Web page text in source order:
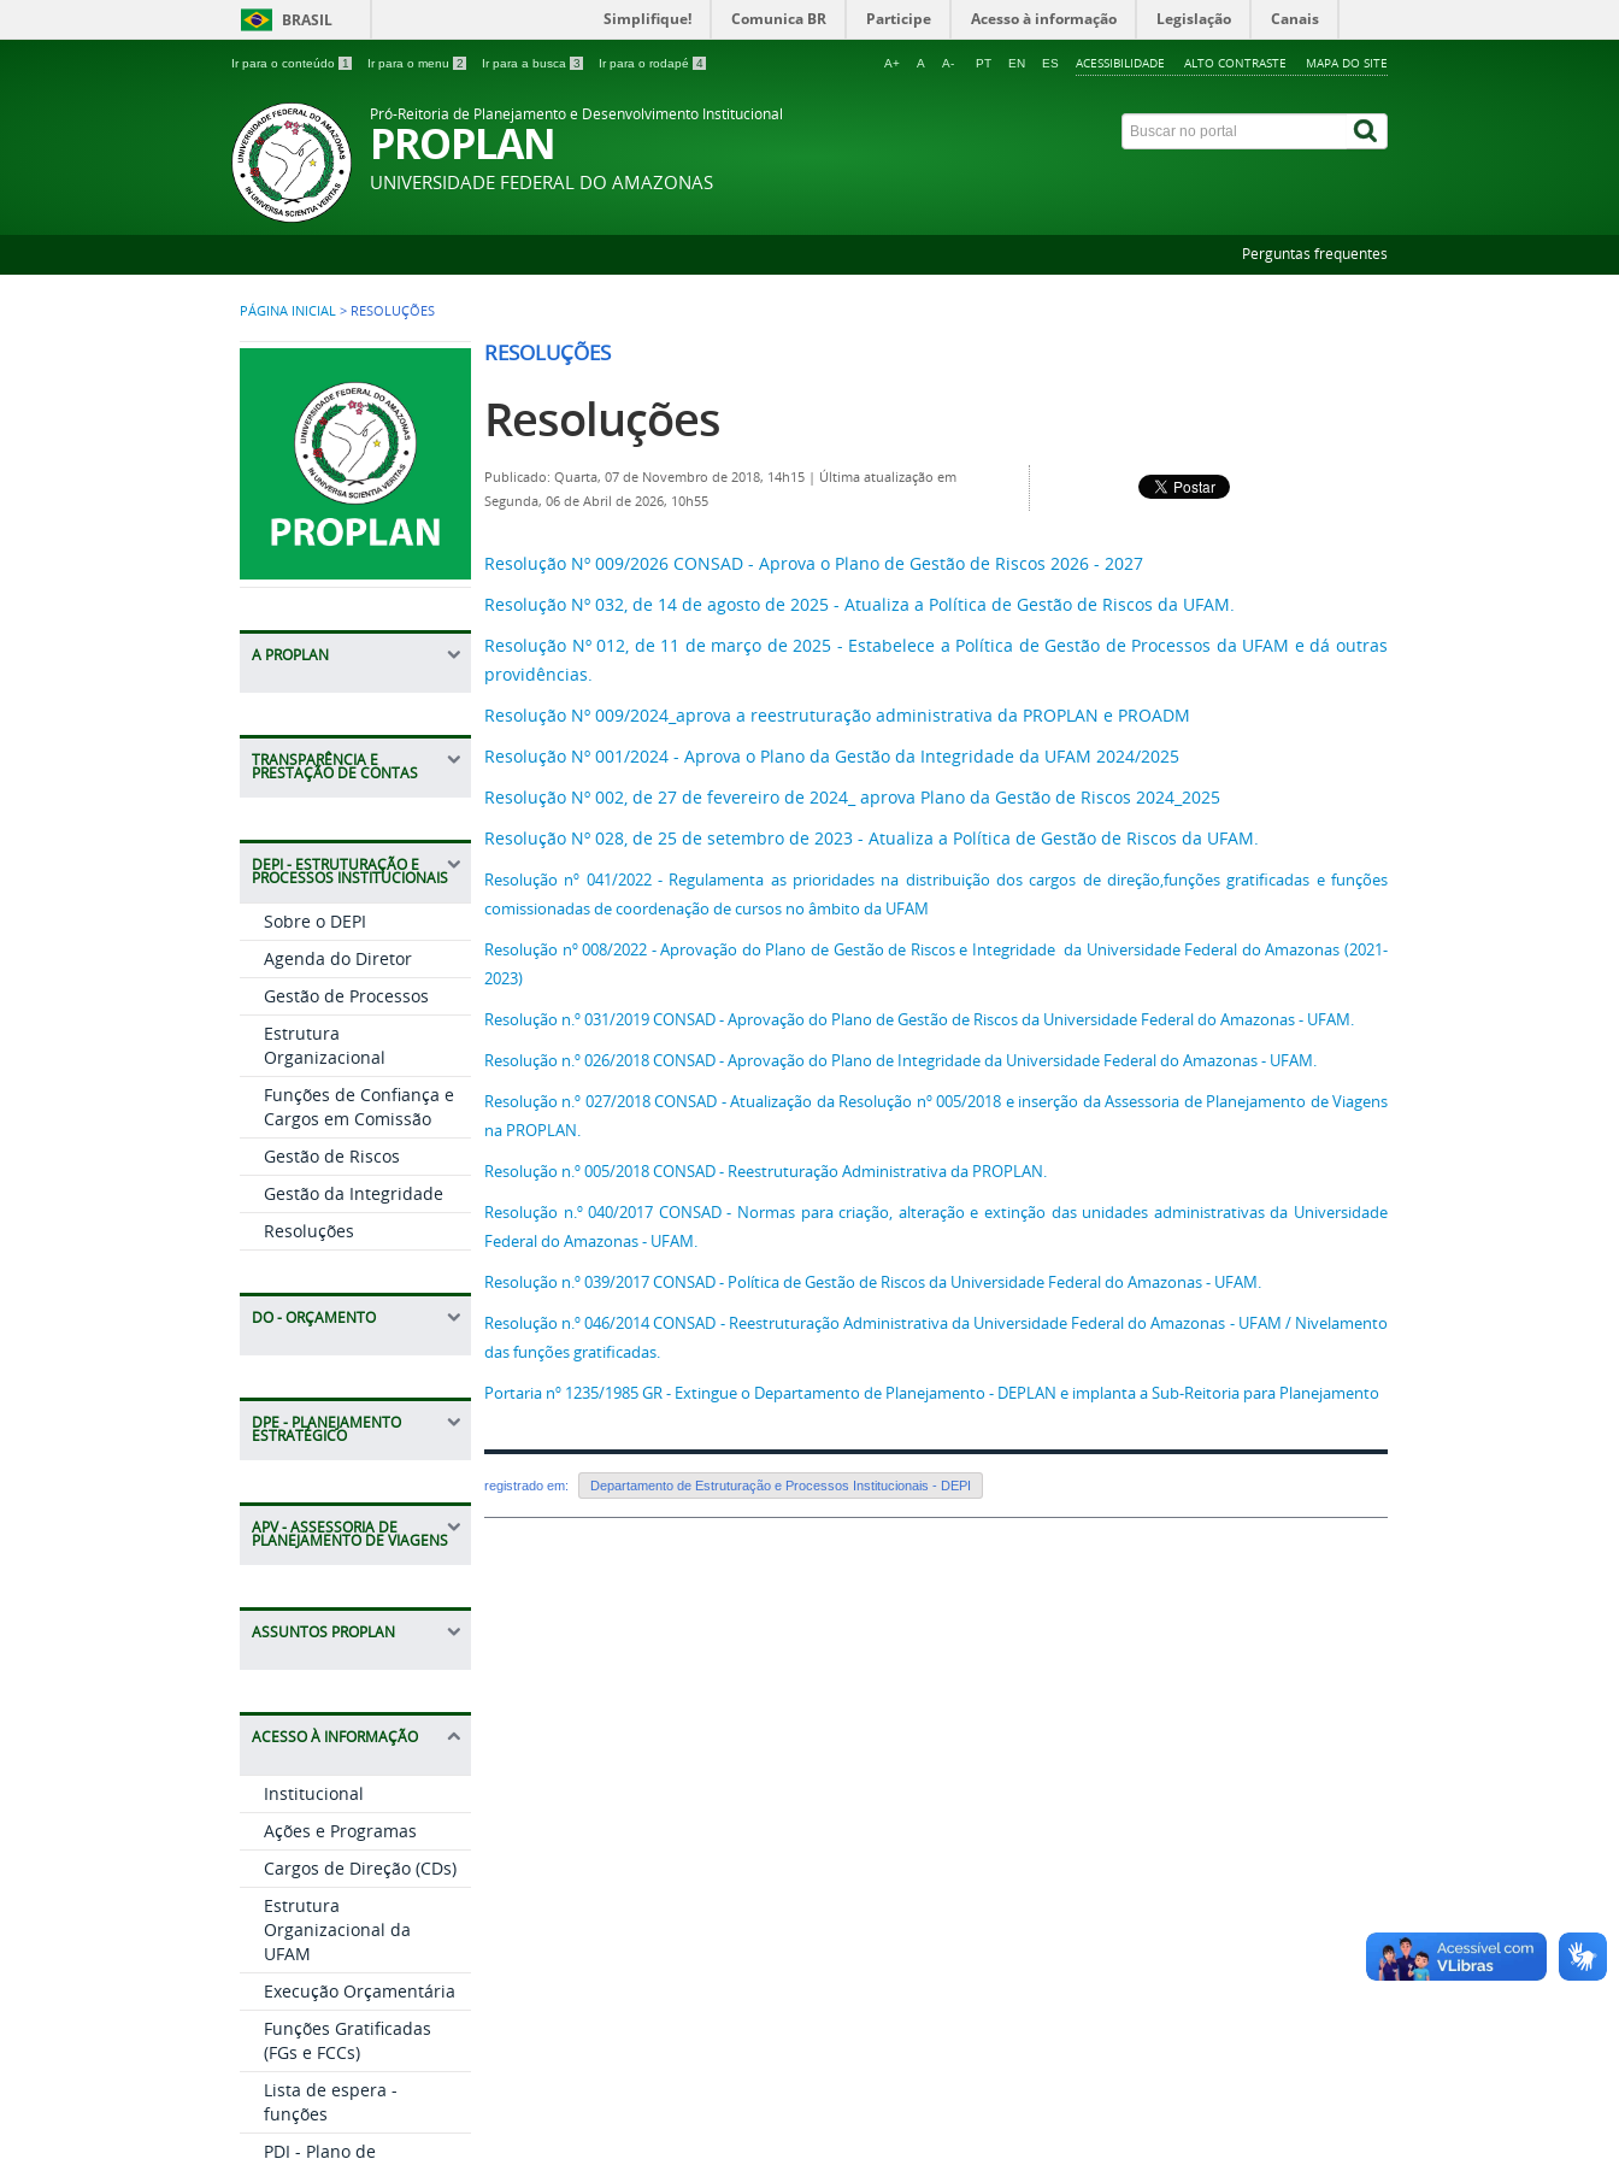
BRASIL Simplifique! Comunica BR Participe Acesso à informação Legislação Canais
Ir para o conteúdo 1 Ir para o menu 2 Ir para a busca 3 Ir para o rodapé 4 ACESSIBILIDADE ALTO CONTRASTE MAPA DO SITE
A+ A A- PT EN ES
Pró-Reitoria de Planejamento e Desenvolvimento Institucional
PROPLAN
UNIVERSIDADE FEDERAL DO AMAZONAS
Perguntas frequentes
PÁGINA INICIAL > RESOLUÇÕES
A PROPLAN
TRANSPARÊNCIA E
PRESTAÇÃO DE CONTAS
DEPI - ESTRUTURAÇÃO E
PROCESSOS INSTITUCIONAIS
Sobre o DEPI
Agenda do Diretor
Gestão de Processos
Estrutura
Organizacional
Funções de Confiança e
Cargos em Comissão
Gestão de Riscos
Gestão da Integridade
Resoluções
DO - ORÇAMENTO
DPE - PLANEJAMENTO
ESTRATÉGICO
APV - ASSESSORIA DE
PLANEJAMENTO DE VIAGENS
ASSUNTOS PROPLAN
ACESSO À INFORMAÇÃO
Institucional
Ações e Programas
Cargos de Direção (CDs)
Estrutura
Organizacional da
UFAM
Execução Orçamentária
Funções Gratificadas
(FGs e FCCs)
Lista de espera -
funções
PDI - Plano de
RESOLUÇÕES
Resoluções
Publicado: Quarta, 07 de Novembro de 2018, 14h15 | Última atualização em
Segunda, 06 de Abril de 2026, 10h55
Resolução Nº 009/2026 CONSAD - Aprova o Plano de Gestão de Riscos 2026 - 2027
Resolução Nº 032, de 14 de agosto de 2025 - Atualiza a Política de Gestão de Riscos da UFAM.
Resolução Nº 012, de 11 de março de 2025 - Estabelece a Política de Gestão de Processos da UFAM e dá outras
providências.
Resolução Nº 009/2024_aprova a reestruturação administrativa da PROPLAN e PROADM
Resolução Nº 001/2024 - Aprova o Plano da Gestão da Integridade da UFAM 2024/2025
Resolução Nº 002, de 27 de fevereiro de 2024_ aprova Plano da Gestão de Riscos 2024_2025
Resolução Nº 028, de 25 de setembro de 2023 - Atualiza a Política de Gestão de Riscos da UFAM.
Resolução nº 041/2022 - Regulamenta as prioridades na distribuição dos cargos de direção,funções gratificadas e funções
comissionadas de coordenação de cursos no âmbito da UFAM
Resolução nº 008/2022 - Aprovação do Plano de Gestão de Riscos e Integridade da Universidade Federal do Amazonas (2021-
2023)
Resolução n.º 031/2019 CONSAD - Aprovação do Plano de Gestão de Riscos da Universidade Federal do Amazonas - UFAM.
Resolução n.º 026/2018 CONSAD - Aprovação do Plano de Integridade da Universidade Federal do Amazonas - UFAM.
Resolução n.º 027/2018 CONSAD - Atualização da Resolução nº 005/2018 e inserção da Assessoria de Planejamento de Viagens
na PROPLAN.
Resolução n.º 005/2018 CONSAD - Reestruturação Administrativa da PROPLAN.
Resolução n.º 040/2017 CONSAD - Normas para criação, alteração e extinção das unidades administrativas da Universidade
Federal do Amazonas - UFAM.
Resolução n.º 039/2017 CONSAD - Política de Gestão de Riscos da Universidade Federal do Amazonas - UFAM.
Resolução n.º 046/2014 CONSAD - Reestruturação Administrativa da Universidade Federal do Amazonas - UFAM / Nivelamento
das funções gratificadas.
Portaria nº 1235/1985 GR - Extingue o Departamento de Planejamento - DEPLAN e implanta a Sub-Reitoria para Planejamento
registrado em: Departamento de Estruturação e Processos Institucionais - DEPI